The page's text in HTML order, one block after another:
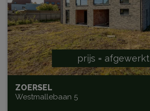
prijs = afgewerkt
ZOERSEL
Westmallebaan 5